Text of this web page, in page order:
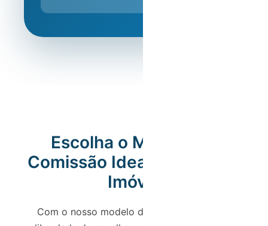
Escolha o Modelo de
Comissão Ideal para o Seu
Imóvel
Com o nosso modelo de comissões, tem a